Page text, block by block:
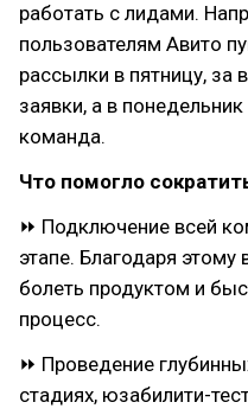
работать с лидами.
пользователям Авито
рассылки в пятницу, за
заявки, а в
команда.
Что помогло
⏩ Подключение всей
этапе. Благодаря этому
болеть продуктом и
процесс.
⏩ Проведение
стадиях, юзабилити-